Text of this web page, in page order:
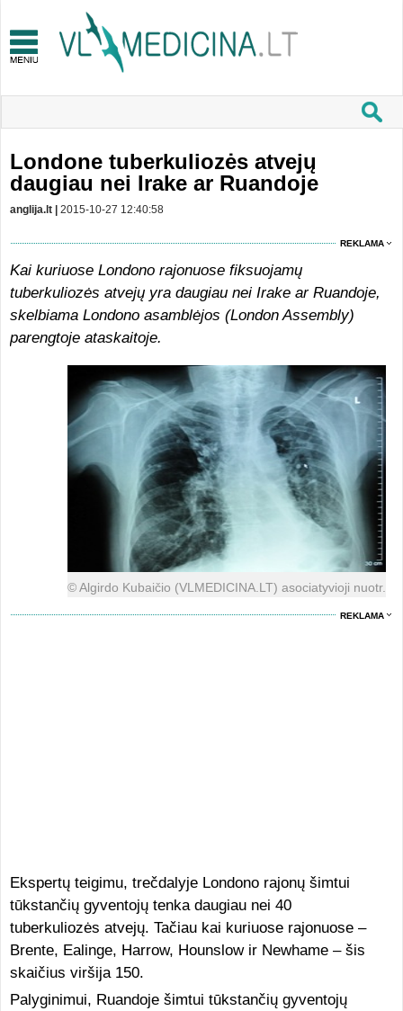
Londone tuberkuliozės atvejų
daugiau nei Irake ar Ruandoje
anglija.lt | 2015-10-27 12:40:58
REKLAMA
Kai kuriuose Londono rajonuose fiksuojamų
tuberkuliozės atvejų yra daugiau nei Irake ar Ruandoje,
skelbiama Londono asamblėjos (London Assembly)
parengtoje ataskaitoje.
© Algirdo Kubaičio (VLMEDICINA.LT) asociatyvioji nuotr.
REKLAMA
Ekspertų teigimu, trečdalyje Londono rajonų šimtui
tūkstančių gyventojų tenka daugiau nei 40
tuberkuliozės atvejų. Tačiau kai kuriuose rajonuose –
Brente, Ealinge, Harrow, Hounslow ir Newhame – šis
skaičius viršija 150.
Palyginimui, Ruandoje šimtui tūkstančių gyventojų